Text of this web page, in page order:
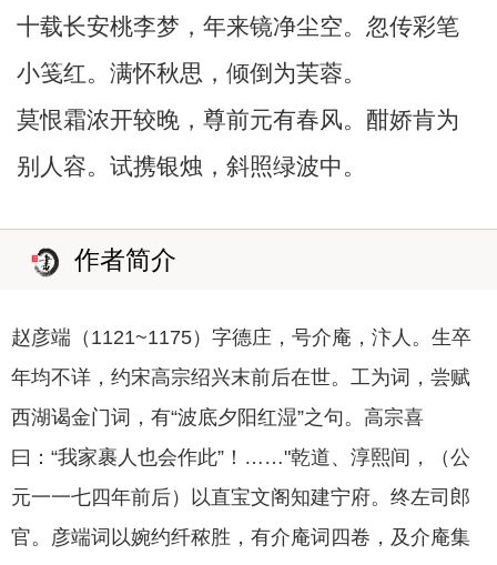
十载长安桃李梦，年来镜净尘空。忽传彩笔
小笺红。满怀秋思，倾倒为芙蓉。
莫恨霜浓开较晚，尊前元有春风。酣娇肯为
别人容。试携银烛，斜照绿波中。
作者简介
赵彦端（1121~1175）字德庄，号介庵，汴人。生卒
年均不详，约宋高宗绍兴末前后在世。工为词，尝赋
西湖谒金门词，有“波底夕阳红湿”之句。高宗喜
曰：“我家裹人也会作此”！……"乾道、淳熙间，（公
元一一七四年前后）以直宝文阁知建宁府。终左司郎
官。彦端词以婉约纤秾胜，有介庵词四卷，及介庵集